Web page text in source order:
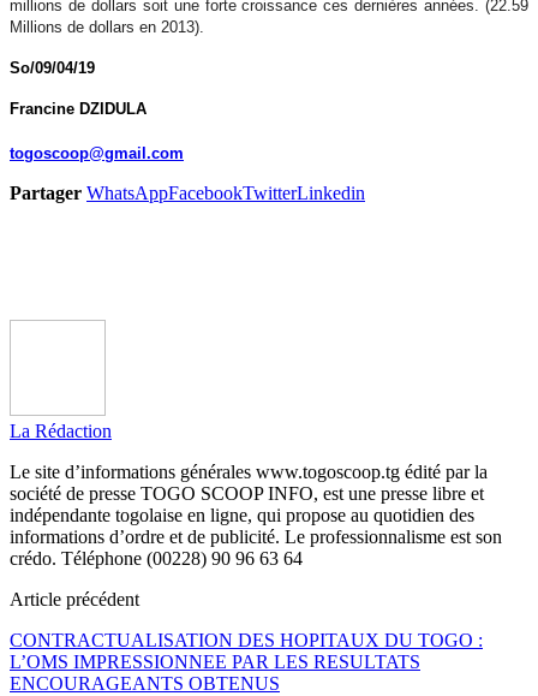
millions de dollars soit une forte croissance ces dernières années. (22.59
Millions de dollars en 2013).
So/09/04/19
Francine DZIDULA
togoscoop@gmail.com
Partager WhatsAppFacebookTwitterLinkedin
La Rédaction
Le site d’informations générales www.togoscoop.tg édité par la
société de presse TOGO SCOOP INFO, est une presse libre et
indépendante togolaise en ligne, qui propose au quotidien des
informations d’ordre et de publicité. Le professionnalisme est son
crédo. Téléphone (00228) 90 96 63 64
Article précédent
CONTRACTUALISATION DES HOPITAUX DU TOGO :
L’OMS IMPRESSIONNEE PAR LES RESULTATS
ENCOURAGEANTS OBTENUS